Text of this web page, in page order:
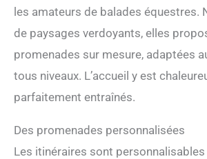
les amateurs de balades équestres.
de paysages verdoyants, elles
promenades sur mesure, adaptées
tous niveaux. L’accueil y est
parfaitement entraînés.
Des promenades personnalisées
Les itinéraires sont